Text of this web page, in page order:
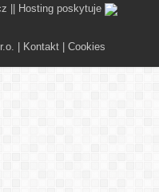
|| Hosting poskytuje
| Kontakt Cookies